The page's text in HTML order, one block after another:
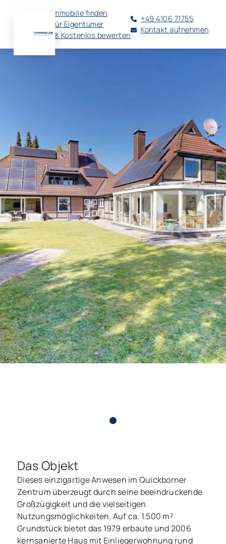
Immobilie finden
Für Eigentümer
🚀 Kostenlos bewerten
+49 4106 71755
Kontakt aufnehmen
Das Objekt
Dieses einzigartige Anwesen im Quickborner
Zentrum überzeugt durch seine beeindruckende
Großzügigkeit und die vielseitigen
Nutzungsmöglichkeiten. Auf ca. 1.500 m²
Grundstück bietet das 1979 erbaute und 2006
kernsanierte Haus mit Einliegerwohnung rund